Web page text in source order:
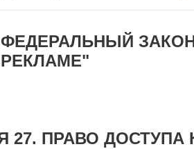
ФЕДЕРАЛЬНЫЙ ЗАКОН
РЕКЛАМЕ"
27. ПРАВО